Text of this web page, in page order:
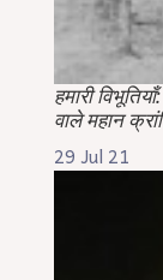
हमारी
वाले महान
29 Jul 21